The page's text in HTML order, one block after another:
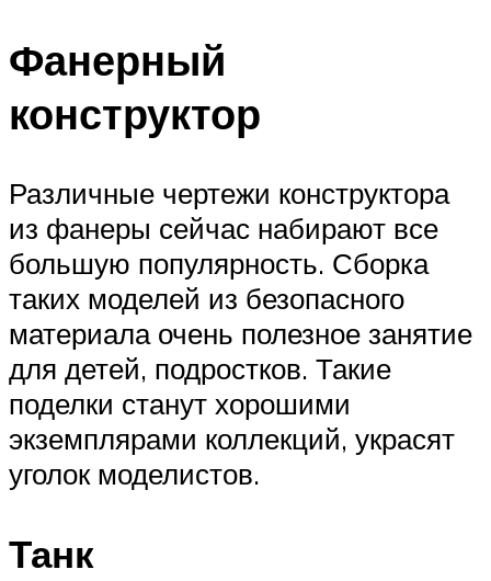
Фанерный
конструктор
Различные чертежи конструктора
из фанеры сейчас набирают все
большую популярность. Сборка
таких моделей из безопасного
материала очень полезное занятие
для детей, подростков. Такие
поделки станут хорошими
экземплярами коллекций, украсят
уголок моделистов.
Танк